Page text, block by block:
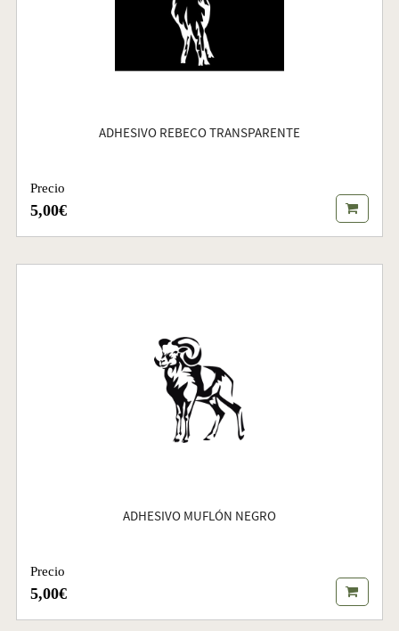
ADHESIVO REBECO TRANSPARENTE
Precio
5,00€
ADHESIVO MUFLÓN NEGRO
Precio
5,00€